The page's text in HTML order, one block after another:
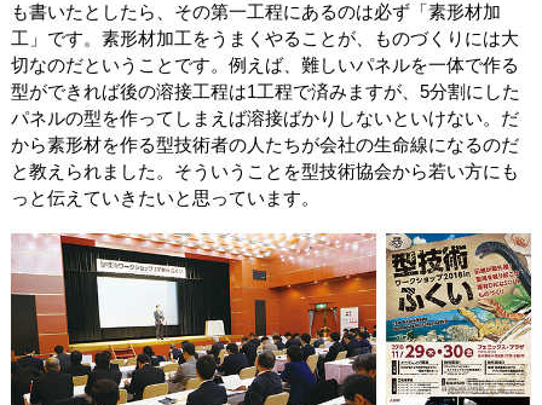
も書いたとしたら、その第一工程にあるのは必ず「素形材加
工」です。素形材加工をうまくやることが、ものづくりには大
切なのだということです。例えば、難しいパネルを一体で作る
型ができれば後の溶接工程は1工程で済みますが、5分割にした
パネルの型を作ってしまえば溶接ばかりしないといけない。だ
から素形材を作る型技術者の人たちが会社の生命線になるのだ
と教えられました。そういうことを型技術協会から若い方にも
っと伝えていきたいと思っています。